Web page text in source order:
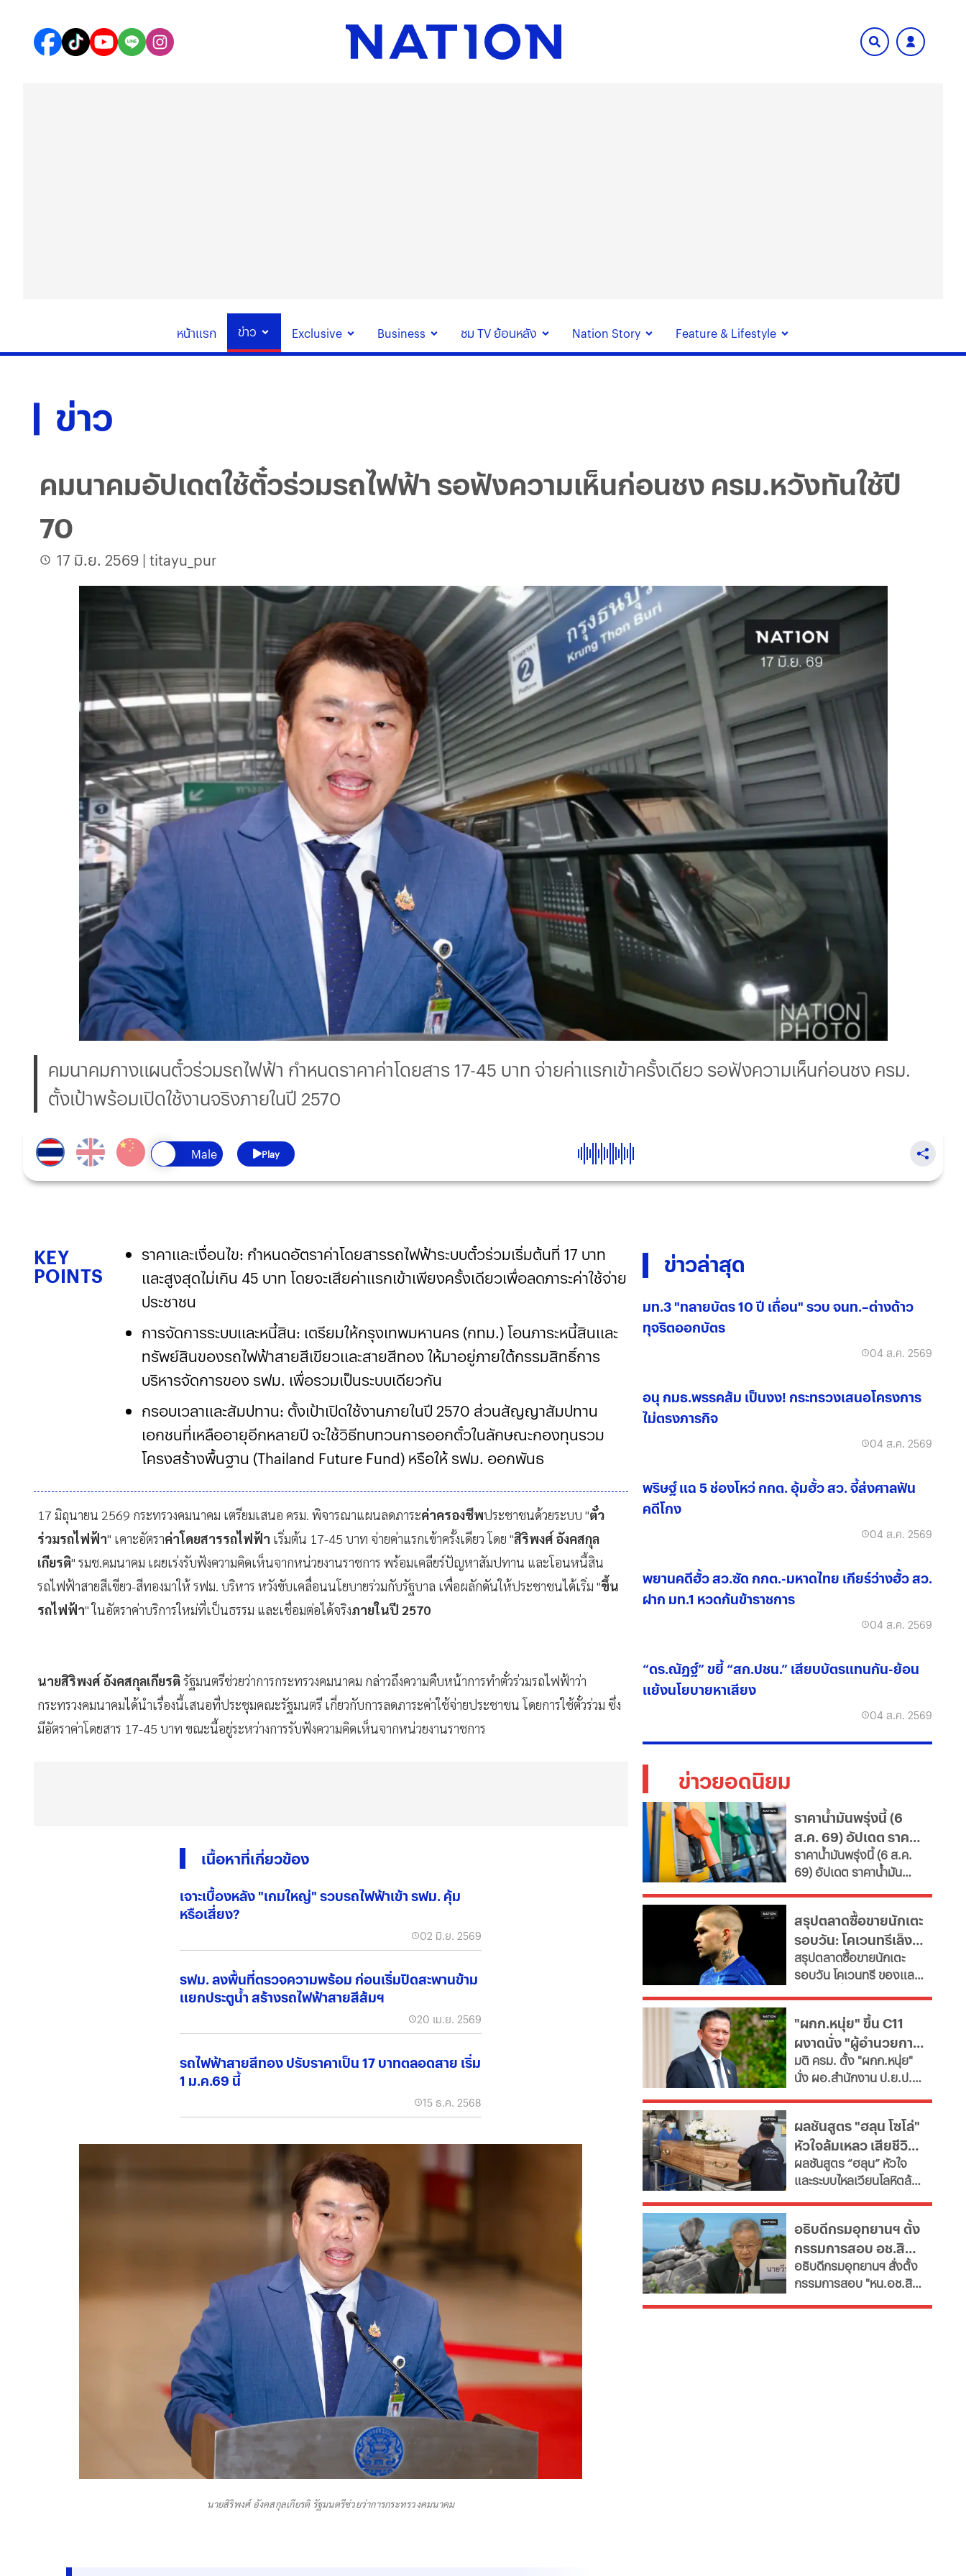
หน้าแรก ข่าว Exclusive Business ชม TV ย้อนหลัง Nation Story Feature & Lifestyle
ข่าว
คมนาคมอัปเดตใช้ตั๋วร่วมรถไฟฟ้า รอฟังความเห็นก่อนชง ครม.หวังทันใช้ปี
70
17 มิ.ย. 2569 | titayu_pur
คมนาคมกางแผนตั๋วร่วมรถไฟฟ้า กำหนดราคาค่าโดยสาร 17-45 บาท จ่ายค่าแรกเข้าครั้งเดียว รอฟังความเห็นก่อนชง ครม.
ตั้งเป้าพร้อมเปิดใช้งานจริงภายในปี 2570
Play
KEY
POINTS
ราคาและเงื่อนไข: กำหนดอัตราค่าโดยสารรถไฟฟ้าระบบตั๋วร่วมเริ่มต้นที่ 17 บาท
และสูงสุดไม่เกิน 45 บาท โดยจะเสียค่าแรกเข้าเพียงครั้งเดียวเพื่อลดภาระค่าใช้จ่าย
ประชาชน
การจัดการระบบและหนี้สิน: เตรียมให้กรุงเทพมหานคร (กทม.) โอนภาระหนี้สินและ
ทรัพย์สินของรถไฟฟ้าสายสีเขียวและสายสีทอง ให้มาอยู่ภายใต้กรรมสิทธิ์การ
บริหารจัดการของ รฟม. เพื่อรวมเป็นระบบเดียวกัน
กรอบเวลาและสัมปทาน: ตั้งเป้าเปิดใช้งานภายในปี 2570 ส่วนสัญญาสัมปทาน
เอกชนที่เหลืออายุอีกหลายปี จะใช้วิธีทบทวนการออกตั๋วในลักษณะกองทุนรวม
โครงสร้างพื้นฐาน (Thailand Future Fund) หรือให้ รฟม. ออกพันธบัตร เพื่อไม่ให้
17 มิถุนายน 2569 กระทรวงคมนาคม เตรียมเสนอ ครม. พิจารณาแผนลดภาระค่าครองชีพประชาชนด้วยระบบ "ตั๋ว
ร่วมรถไฟฟ้า" เคาะอัตราค่าโดยสารรถไฟฟ้าเริ่มต้น 17-45 บาท จ่ายค่าแรกเข้าครั้งเดียว โดย "สิริพงศ์ อังคสกุล
เกียรติ" รมช.คมนาคม เผยเร่งรับฟังความคิดเห็นจากหน่วยงานราชการ พร้อมเคลียร์ปัญหาสัมปทาน และโอนหนี้สิน
รถไฟฟ้าสายสีเขียว-สีทองมาให้ รฟม. บริหาร หวังขับเคลื่อนนโยบายร่วมกับรัฐบาล เพื่อผลักดันให้ประชาชนได้เริ่ม "
นายสิริพงศ์ อังคสกุลเกียรติรัฐมนตรีช่วยว่าการกระทรวงคมนาคม กล่าวถึงความคืบหน้าการทำตั๋วร่วมรถไฟฟ้าว่า
กระทรวงคมนาคมได้นำเรื่องนี้เสนอที่ประชุมคณะรัฐมนตรี เกี่ยวกับการลดภาระค่าใช้จ่ายประชาชน โดยการใช้ตั๋วร่วม ซึ่ง
เนื้อหาที่เกี่ยวข้อง
เจาะเบื้องหลัง "เกมใหญ่" รวบรถไฟฟ้าเข้า รฟม. คุ้ม
รฟม. ลงพื้นที่ตรวจความพร้อม ก่อนเริ่มปิดสะพานข้าม
รถไฟฟ้าสายสีทอง ปรับราคาเป็น 17 บาทตลอดสาย เริ่ม
ข่าวล่าสุด
มท.3 "ทลายบัตร 10 ปี เถื่อน" รวบ จนท.–ต่างด้าว
ทุจริตออกบัตร
04 ส.ค. 2569
อนุ กมธ.พรรคส้ม เป็นงง! กระทรวงเสนอโครงการ
ไม่ตรงภารกิจ
04 ส.ค. 2569
พริษฐ์ แฉ 5 ช่องโหว่ กกต. อุ้มฮั้ว สว. จี้ส่งศาลฟัน
คดีโกง
04 ส.ค. 2569
พยานคดีฮั้ว สว.ซัด กกต.-มหาดไทย เกียร์ว่างฮั้ว สว.
ฝาก มท.1 หวดก้นข้าราชการ
04 ส.ค. 2569
“ดร.ณัฏฐ์” ขยี้ “สก.ปชน.” เสียบบัตรแทนกัน-ย้อน
แย้งนโยบายหาเสียง
04 ส.ค. 2569
ข่าวยอดนิยม
ราคาน้ำมันพรุ่งนี้ (6
ส.ค. 69) อัปเดต ราคา
น้ำมันล่าสุด จากปั๊ม
ใหญ่
ราคาน้ำมันพรุ่งนี้ (6 ส.ค.
69) อัปเดต ราคาน้ำมัน
ขนาดใหญ่ มีทั้งราคาน้ำมัน
ดีเซล เบนซิน และ แก๊สโซ
ฮอล์
สรุปตลาดซื้อขายนักเตะ
รอบวัน: โคเวนทรีเล็ง
"มูดริก" สาลิกาปัดปืน
ซื้อ "กิมาไรส์"
สรุปตลาดซื้อขายนักเตะ
รอบวัน โคเวนทรี ของแลม
ด้านสาลิกาดงปัดข้อเสนอ
แรกจาก อาร์เซนอล ในการ
ล่าตัว "กิมาไรส์" ขณะที่ โค
โม่ ปิดดีล "ชาโลบาห์"
"ผกก.หนุ่ย" ขึ้น C11
ผงาดนั่ง "ผู้อำนวยการ
ป.ย.ป."
มติ ครม. ตั้ง "ผกก.หนุ่ย"
นั่ง ผอ.สำนักงาน ป.ย.ป.
กมธ.งบประมาณ 2570
เสนอยุบเลิกหน่วยงาน
เนื่องจากภารกิจซ้ำซ้อน
ผลชันสูตร "ฮลุน โซโล่"
หัวใจล้มเหลว เสียชีวิต
ยังไม่ตัดปมสารพิษ
ผลชันสูตร “ฮลุน” หัวใจ
และระบบไหลเวียนโลหิตล้ม
พิษและอื่นๆ รอผลตรวจ
จาก "จอร์เจีย" เทียบเคียง
ญาติเตรียมรับร่างกลับ
บำเพ็ญกุศลที่บ้านเกิด
อธิบดีกรมอุทยานฯ ตั้ง
กรรมการสอบ อช.สิมิ
ลัน ให้วีระ พักแรม 4 ปี
ก่อน
อธิบดีกรมอุทยานฯ​ สั่งตั้ง
กรรมการสอบ "หน.อช.สิมิ